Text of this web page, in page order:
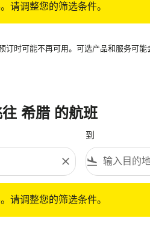
请调整您的筛选条件。
时可能不再可用。可选产品和服务可能
希腊 的航班
close
到
flight_land
请调整您的筛选条件。